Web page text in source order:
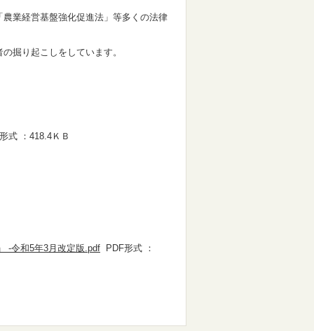
業経営基盤強化促進法」等多くの法律
掘り起こしをしています。
式 ：418.4ＫＢ
-令和5年3月改定版.pdf PDF形式 ：